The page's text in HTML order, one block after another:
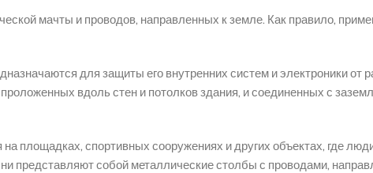
мачты и проводов, направленных к земле. Как правило,
для защиты его внутренних систем и электроники от
вдоль стен и потолков здания, и соединенных с
площадках, спортивных сооружениях и других объектах, где
представляют собой металлические столбы с проводами,